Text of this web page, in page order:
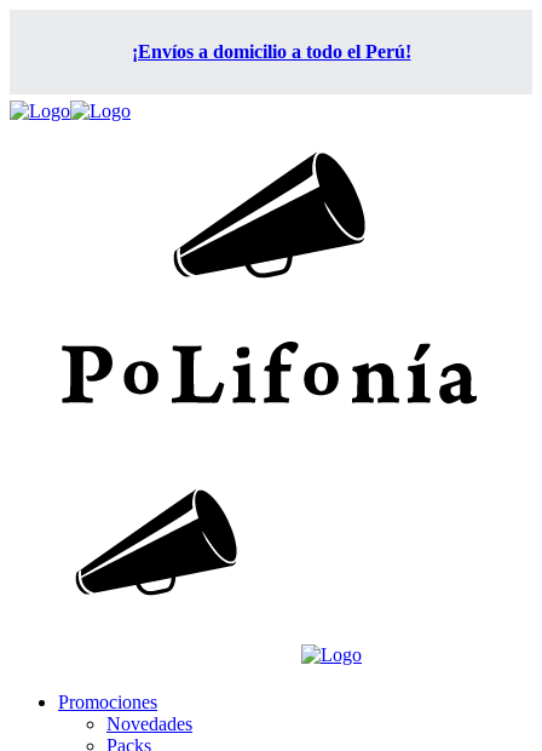
¡Envíos a domicilio a todo el Perú!
Promociones
Novedades
Packs